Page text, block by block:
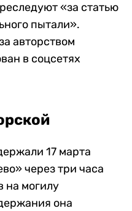
«за статью
пытали».
авторством
в соцсетях
17 марта
через три часа
на могилу
она